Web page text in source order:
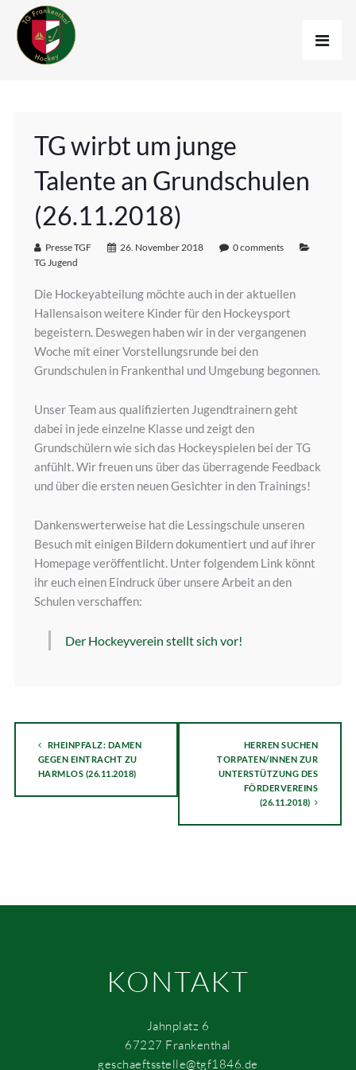
TG wirbt um junge
Talente an Grundschulen
(26.11.2018)
Presse TGF 26. November 2018
0 comments
TG Jugend
Die Hockeyabteilung möchte auch in der aktuellen
Hallensaison weitere Kinder für den Hockeysport
begeistern. Deswegen haben wir in der vergangenen
Woche mit einer Vorstellungsrunde bei den
Grundschulen in Frankenthal und Umgebung begonnen.
Unser Team aus qualifizierten Jugendtrainern geht
dabei in jede einzelne Klasse und zeigt den
Grundschülern wie sich das Hockeyspielen bei der TG
anfühlt. Wir freuen uns über das überragende Feedback
und über die ersten neuen Gesichter in den Trainings!
Dankenswerterweise hat die Lessingschule unseren
Besuch mit einigen Bildern dokumentiert und auf ihrer
Homepage veröffentlicht. Unter folgendem Link könnt
ihr euch einen Eindruck über unsere Arbeit an den
Schulen verschaffen:
Der Hockeyverein stellt sich vor!
RHEINPFALZ: DAMEN
GEGEN EINTRACHT ZU
HARMLOS (26.11.2018)
HERREN SUCHEN
TORPATEN/INNEN ZUR
UNTERSTÜTZUNG DES
FÖRDERVEREINS
(26.11.2018)
KONTAKT
Jahnplatz 6
67227 Frankenthal
geschaeftsstelle@tgf1846.de